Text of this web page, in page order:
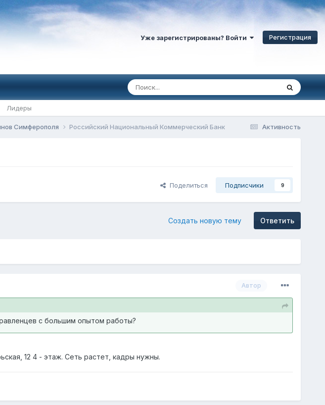
Уже зарегистрированы? Войти Регистрация
Лидеры
Активность
Симферополя Российский Национальный Коммерческий Банк
Поделиться Подписчики 9
Ответить
Создать новую тему
Автор
с большим опытом работы?
12 4 - этаж. Сеть растет, кадры нужны.